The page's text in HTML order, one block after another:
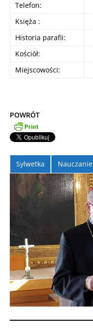
Telefon:
Księża :
Historia parafii:
Kościół:
Miejscowości:
POWRÓT
Sylwetka Nauczanie